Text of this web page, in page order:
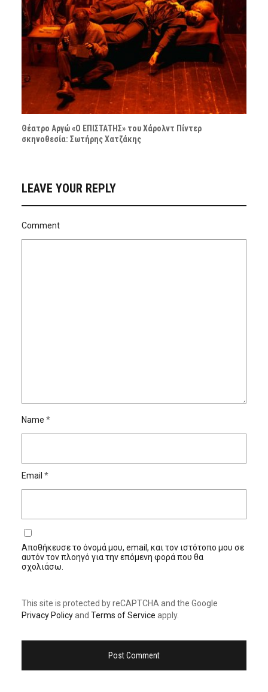
Θέατρο Αργώ «Ο ΕΠΙΣΤΑΤΗΣ» του Χάρολντ Πίντερ
σκηνοθεσία: Σωτήρης Χατζάκης
LEAVE YOUR REPLY
Comment
Name *
Email *
Αποθήκευσε το όνομά μου, email, και τον ιστότοπο μου σε
αυτόν τον πλοηγό για την επόμενη φορά που θα
σχολιάσω.
This site is protected by reCAPTCHA and the Google
Privacy Policyand Terms of Service apply.